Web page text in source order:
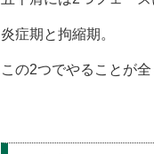
炎症期と拘縮期。
この2つでやることが全